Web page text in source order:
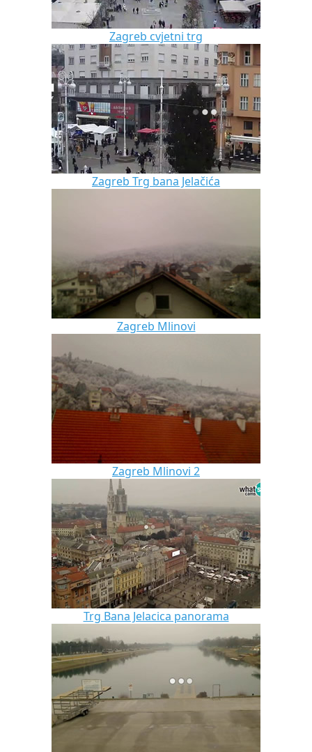
Zagreb cvjetni trg
Zagreb Trg bana Jelačića
Zagreb Mlinovi
Zagreb Mlinovi 2
Trg Bana Jelacica panorama